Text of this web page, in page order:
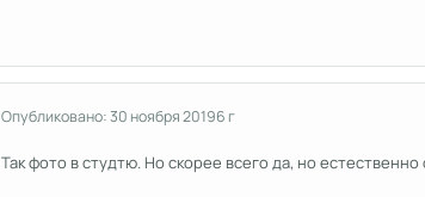
Опубликовано:30 ноября 20196 г
Так фото в студтю. Но скорее всего да, но естественно